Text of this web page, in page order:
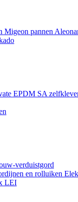
Migeon pannen
EPDM SA
verduistgord
en rolluiken
LEI